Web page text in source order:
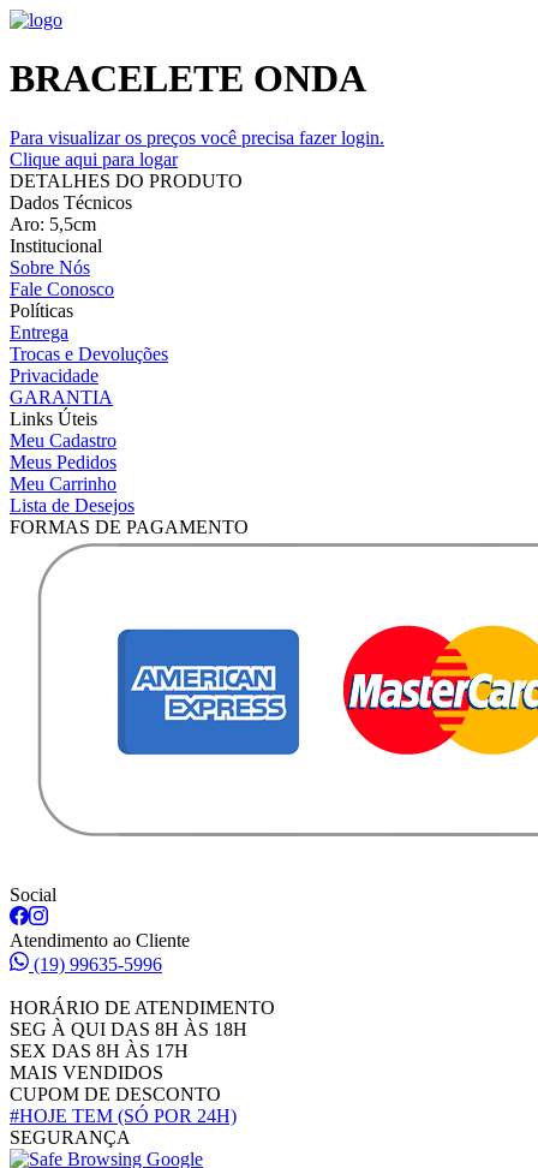
BRACELETE ONDA
Para visualizar os preços você precisa fazer login.
Clique aqui para logar
DETALHES DO PRODUTO
Dados Técnicos
Aro: 5,5cm
Institucional
Sobre Nós
Fale Conosco
Políticas
Entrega
Trocas e Devoluções
Privacidade
GARANTIA
Links Úteis
Meu Cadastro
Meus Pedidos
Meu Carrinho
Lista de Desejos
FORMAS DE PAGAMENTO
Social
Atendimento ao Cliente
(19) 99635-5996
HORÁRIO DE ATENDIMENTO
SEG À QUI DAS 8H ÀS 18H
SEX DAS 8H ÀS 17H
MAIS VENDIDOS
CUPOM DE DESCONTO
#HOJE TEM (SÓ POR 24H)
SEGURANÇA